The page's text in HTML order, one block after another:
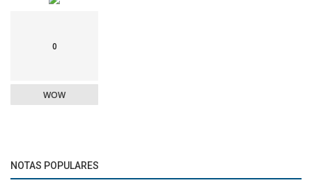
0
WOW
NOTAS POPULARES